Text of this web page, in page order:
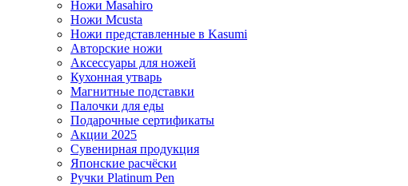
Ножи Masahiro
Ножи Mcusta
Ножи представленные в Kasumi
Авторские ножи
Аксессуары для ножей
Кухонная утварь
Магнитные подставки
Палочки для еды
Подарочные сертификаты
Акции 2025
Сувенирная продукция
Японские расчёски
Ручки Platinum Pen